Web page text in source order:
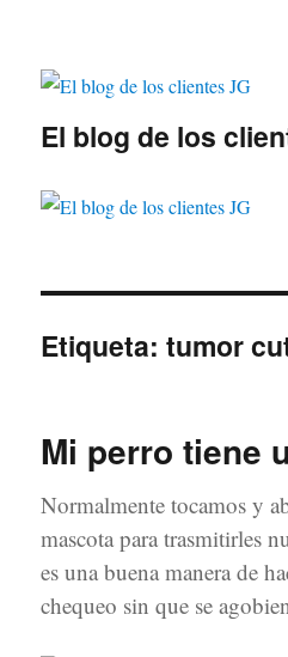
El blog de los
Etiqueta:tumor
Mi perro tiene
Normalmente tocamos y
mascota para trasmitirles
es una buena manera de
chequeo sin que se